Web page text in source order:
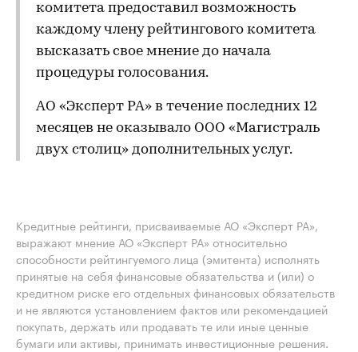
комитета предоставил возможность
каждому члену рейтингового комитета
высказать свое мнение до начала
процедуры голосования.
АО «Эксперт РА» в течение последних 12
месяцев не оказывало ООО «Магистраль
двух столиц» дополнительных услуг.
Кредитные рейтинги, присваиваемые АО «Эксперт РА»,
выражают мнение АО «Эксперт РА» относительно
способности рейтингуемого лица (эмитента) исполнять
принятые на себя финансовые обязательства и (или) о
кредитном риске его отдельных финансовых обязательств
и не являются установлением фактов или рекомендацией
покупать, держать или продавать те или иные ценные
бумаги или активы, принимать инвестиционные решения.